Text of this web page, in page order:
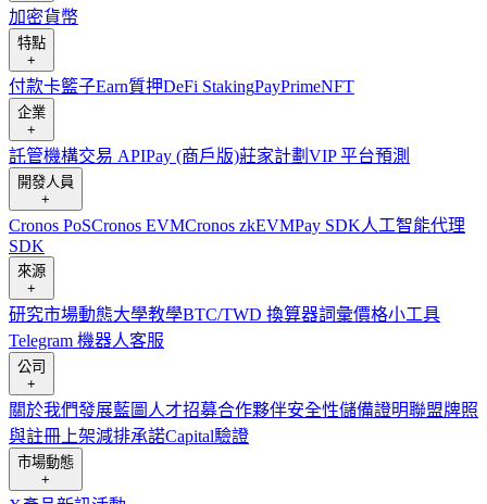
加密貨幣
特點
+
付款卡籃子Earn質押DeFi StakingPayPrimeNFT
企業
+
託管機構交易 APIPay (商戶版)莊家計劃 VIP 平台預測
開發人員
+
Cronos PoSCronos EVMCronos zkEVMPay SDK人工智能代理
SDK
來源
+
研究市場動態大學教學BTC/TWD 換算器詞彙價格小工具
Telegram 機器人客服
公司
+
關於我們發展藍圖 人才招募合作夥伴安全性儲備證明聯盟牌照
與註冊 上架減排承諾Capital驗證
市場動態
+